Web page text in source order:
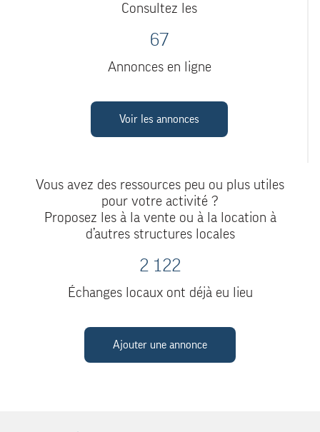
Consultez les
67
Annonces en ligne
Voir les annonces
Vous avez des ressources peu ou plus utiles
pour votre activité ?
Proposez les à la vente ou à la location à
d’autres structures locales
2 122
Échanges locaux ont déjà eu lieu
Ajouter une annonce